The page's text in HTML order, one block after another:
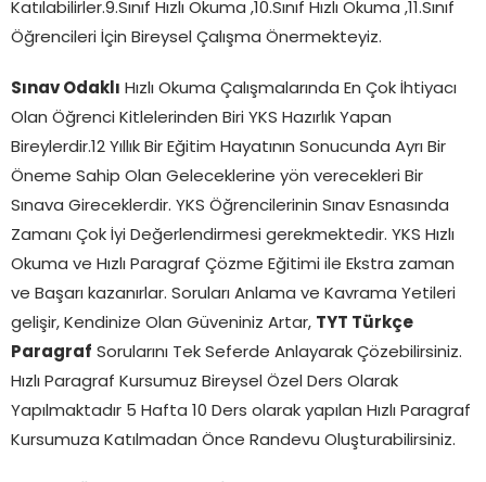
Katılabilirler.9.Sınıf Hızlı Okuma ,10.Sınıf Hızlı Okuma ,11.Sınıf
Öğrencileri İçin Bireysel Çalışma Önermekteyiz.
Sınav Odaklı
Hızlı Okuma Çalışmalarında En Çok İhtiyacı
Olan Öğrenci Kitlelerinden Biri YKS Hazırlık Yapan
Bireylerdir.12 Yıllık Bir Eğitim Hayatının Sonucunda Ayrı Bir
Öneme Sahip Olan Geleceklerine yön verecekleri Bir
Sınava Gireceklerdir. YKS Öğrencilerinin Sınav Esnasında
Zamanı Çok İyi Değerlendirmesi gerekmektedir. YKS Hızlı
Okuma ve Hızlı Paragraf Çözme Eğitimi ile Ekstra zaman
ve Başarı kazanırlar. Soruları Anlama ve Kavrama Yetileri
gelişir, Kendinize Olan Güveniniz Artar, TYT Türkçe
Paragraf Sorularını Tek Seferde Anlayarak Çözebilirsiniz.
Hızlı Paragraf Kursumuz Bireysel Özel Ders Olarak
Yapılmaktadır 5 Hafta 10 Ders olarak yapılan Hızlı Paragraf
Kursumuza Katılmadan Önce Randevu Oluşturabilirsiniz.